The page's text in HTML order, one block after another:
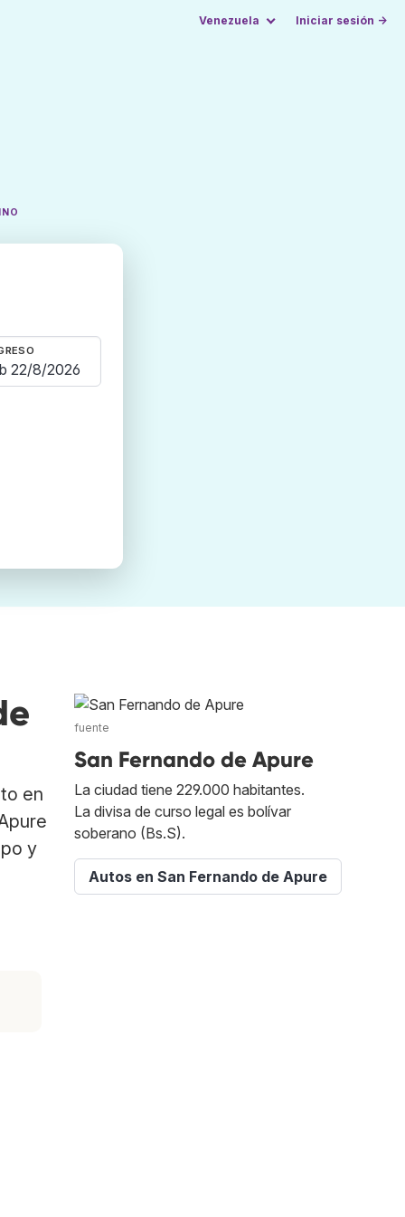
Venezuela Iniciar sesión →
en
y
fuente
San Fernando de Apure
La ciudad tiene 229.000 habitantes.
La divisa de curso legal es bolívar
soberano (Bs.S).
Autos en San Fernando de Apure